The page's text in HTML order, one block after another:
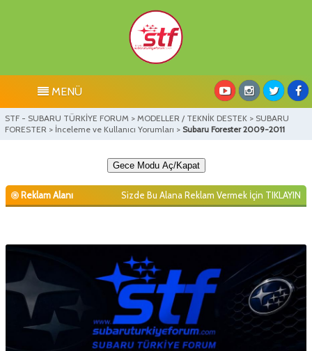
MENÜ
STF - SUBARU TÜRKİYE FORUM > MODELLER / TEKNİK DESTEK > SUBARU
FORESTER > İnceleme ve Kullanıcı Yorumları > Subaru Forester 2009-2011
Gece Modu Aç/Kapat
Reklam Alanı Sizde Bu Alana Reklam Vermek İçin TIKLAYIN